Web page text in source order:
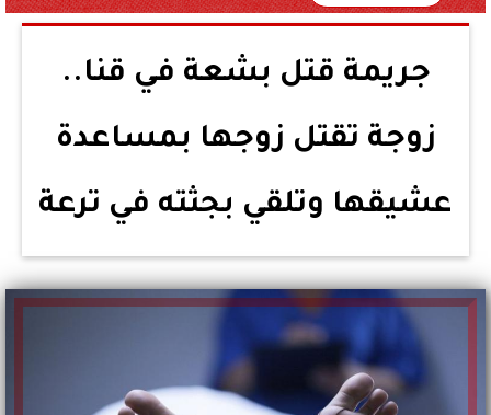
جريمة قتل بشعة في قنا..
زوجة تقتل زوجها بمساعدة
عشيقها وتلقي بجثته في ترعة